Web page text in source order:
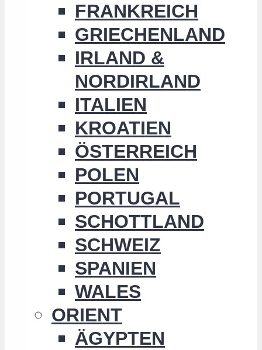
FRANKREICH
GRIECHENLAND
IRLAND &
NORDIRLAND
ITALIEN
KROATIEN
ÖSTERREICH
POLEN
PORTUGAL
SCHOTTLAND
SCHWEIZ
SPANIEN
WALES
ORIENT
ÄGYPTEN